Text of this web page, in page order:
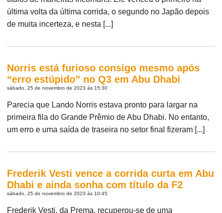
última volta da última corrida, o segundo no Japão depois
de muita incerteza, e nesta [...]
Norris está furioso consigo mesmo após
“erro estúpido” no Q3 em Abu Dhabi
sábado, 25 de novembro de 2023 às 15:30
Parecia que Lando Norris estava pronto para largar na
primeira fila do Grande Prêmio de Abu Dhabi. No entanto,
um erro e uma saída de traseira no setor final fizeram [...]
Frederik Vesti vence a corrida curta em Abu
Dhabi e ainda sonha com título da F2
sábado, 25 de novembro de 2023 às 10:45
Frederik Vesti, da Prema, recuperou-se de uma